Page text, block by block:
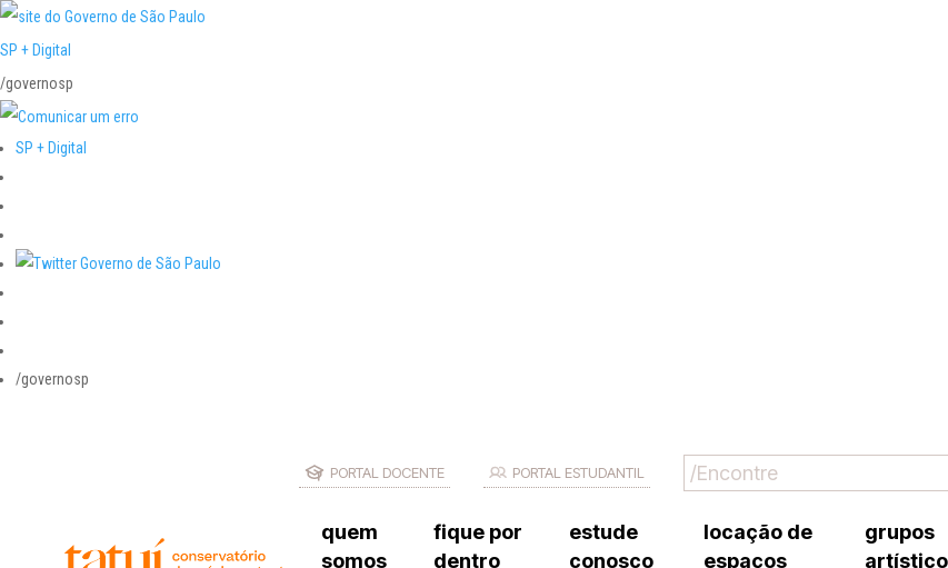
SP + Digital
/governosp
SP + Digital
/governosp
PORTAL DOCENTE PORTAL ESTUDANTIL
quem
somos
fique por
dentro
estude
conosco
locação de
espaços
grupos